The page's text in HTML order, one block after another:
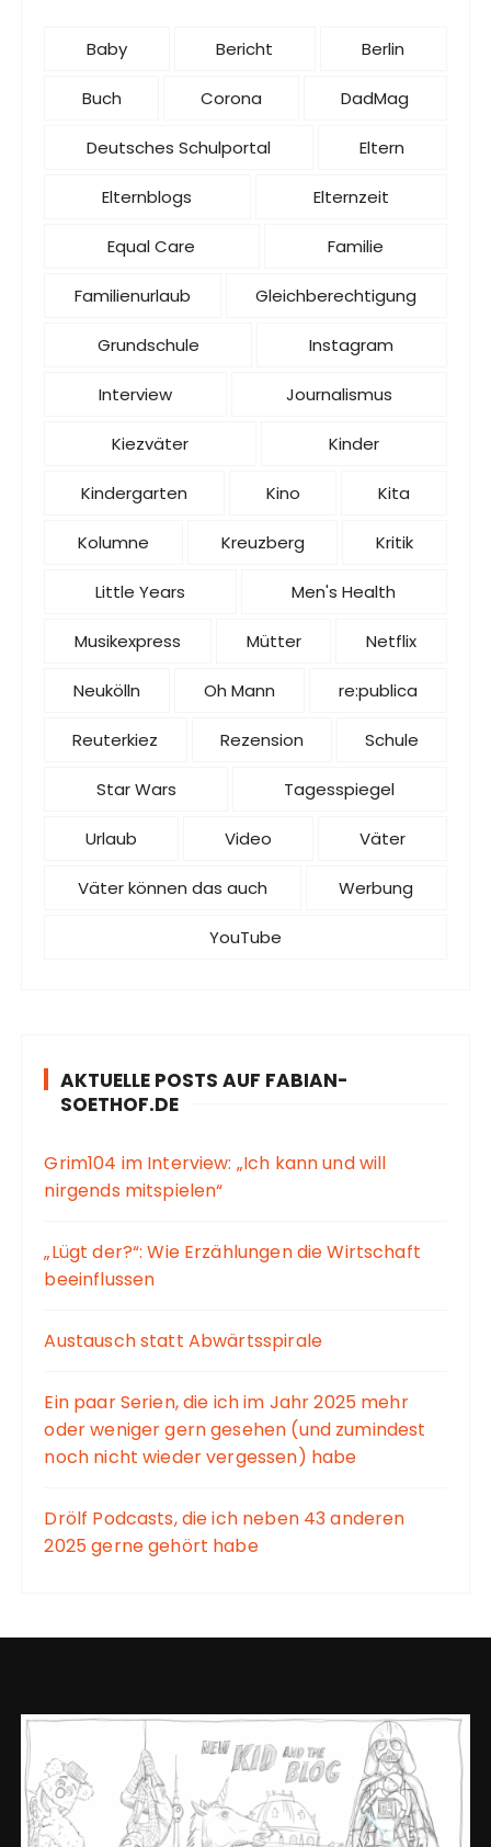
Baby Bericht Berlin
Buch Corona DadMag
Deutsches Schulportal Eltern
Elternblogs Elternzeit
Equal Care Familie
Familienurlaub Gleichberechtigung
Grundschule Instagram
Interview Journalismus
Kiezväter Kinder
Kindergarten Kino Kita
Kolumne Kreuzberg Kritik
Little Years Men's Health
Musikexpress Mütter Netflix
Neukölln Oh Mann re:publica
Reuterkiez Rezension Schule
Star Wars Tagesspiegel
Urlaub Video Väter
Väter können das auch Werbung
YouTube
AKTUELLE POSTS AUF FABIAN-
SOETHOF.DE
Grim104 im Interview: „Ich kann und will
nirgends mitspielen“
„Lügt der?“: Wie Erzählungen die Wirtschaft
beeinflussen
Austausch statt Abwärtsspirale
Ein paar Serien, die ich im Jahr 2025 mehr
oder weniger gern gesehen (und zumindest
noch nicht wieder vergessen) habe
Drölf Podcasts, die ich neben 43 anderen
2025 gerne gehört habe